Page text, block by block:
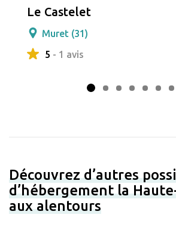
Le Castelet
Muret (31)
5 - 1 avis
Découvrez d’autres
d’hébergement la
aux alentours